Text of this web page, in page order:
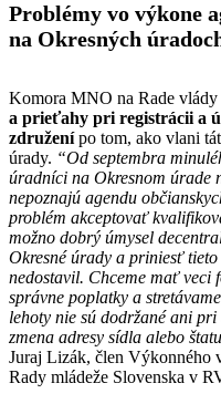
Problémy vo výkone
na Okresných
Komora MNO na Rade vlády
a prieťahy pri registrácii a
združenípo tom, ako vlani
úrady. “Od septembra
úradníci na Okresnom úrade
nepoznajú agendu
problém akceptovať
možno dobrý úmysel
Okresné úrady a priniesť
nedostavil. Chceme mať veci
správne poplatky a
lehoty nie sú dodržané ani
zmena adresy sídla alebo
Juraj Lizák, člen Výkonného
Rady mládeže Slovenska v